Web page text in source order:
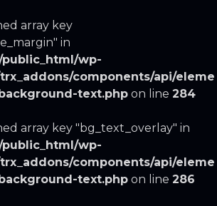
array key
in
wp-
components/api/eleme
text.php on line 284
array key "bg_text_overlay" in
wp-
components/api/eleme
text.php on line 286